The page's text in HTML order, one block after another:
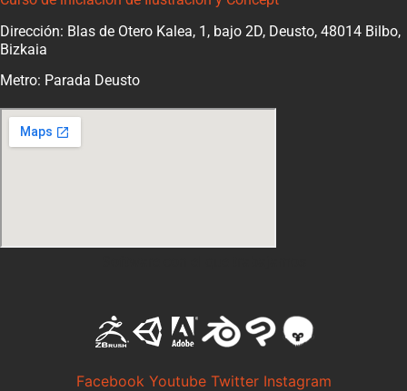
Dirección: Blas de Otero Kalea, 1, bajo 2D, Deusto, 48014 Bilbo,
Bizkaia
Metro: Parada Deusto
Facebook Youtube Twitter Instagram